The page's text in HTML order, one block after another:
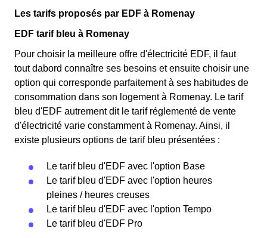
Les tarifs proposés par EDF à Romenay
EDF tarif bleu à Romenay
Pour choisir la meilleure offre d'électricité EDF, il faut
tout dabord connaître ses besoins et ensuite choisir une
option qui corresponde parfaitement à ses habitudes de
consommation dans son logement à Romenay. Le tarif
bleu d'EDF autrement dit le tarif réglementé de vente
d'électricité varie constamment à Romenay. Ainsi, il
existe plusieurs options de tarif bleu présentées :
Le tarif bleu d'EDF avec l'option Base
Le tarif bleu d'EDF avec l'option heures
pleines / heures creuses
Le tarif bleu d'EDF avec l'option Tempo
Le tarif bleu d'EDF Pro